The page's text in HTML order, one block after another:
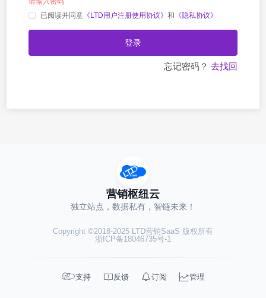
已阅读并同意 《LTD用户注册使用协议》 和 《隐私协议》
登录
忘记密码？ 去找回
营销枢纽云
独立站点，数据私有，智链未来！
Copyright ©2018-2025 LTD营销SaaS 版权所有
浙ICP备18046735号-1
支持  反馈 订阅 管理